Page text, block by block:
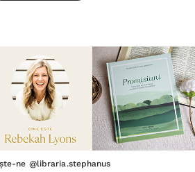
ne @libraria.stephanus